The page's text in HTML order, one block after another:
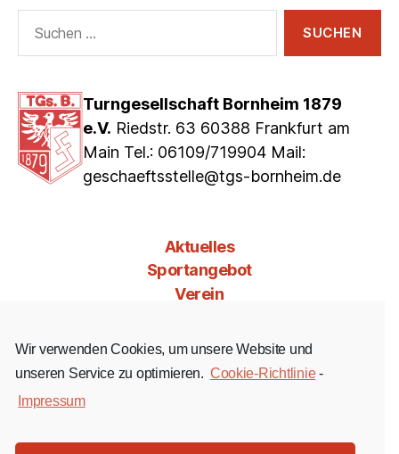
Turngesellschaft Bornheim 1879
e.V. Riedstr. 63 60388 Frankfurt am
Main Tel.: 06109/719904 Mail:
geschaeftsstelle@tgs-bornheim.de
nach:
Aktuelles
Sportangebot
Verein
Jobs & Co
Kontakt
Facebook Instagram YouTube
Wir verwenden Cookies, um unsere Website und
unseren Service zu optimieren. Cookie-Richtlinie-
Impressum